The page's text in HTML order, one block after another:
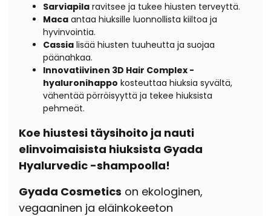
Sarviapila ravitsee ja tukee hiusten terveyttä.
Maca antaa hiuksille luonnollista kiiltoa ja
hyvinvointia.
Cassia lisää hiusten tuuheutta ja suojaa
päänahkaa.
Innovatiivinen 3D Hair Complex -
hyaluronihappo kosteuttaa hiuksia syvältä,
vähentää pörröisyyttä ja tekee hiuksista
pehmeät.
Koe hiustesi täysihoito ja nauti
elinvoimaisista hiuksista Gyada
Hyalurvedic -shampoolla!
Gyada Cosmetics on ekologinen,
vegaaninen ja eläinkokeeton